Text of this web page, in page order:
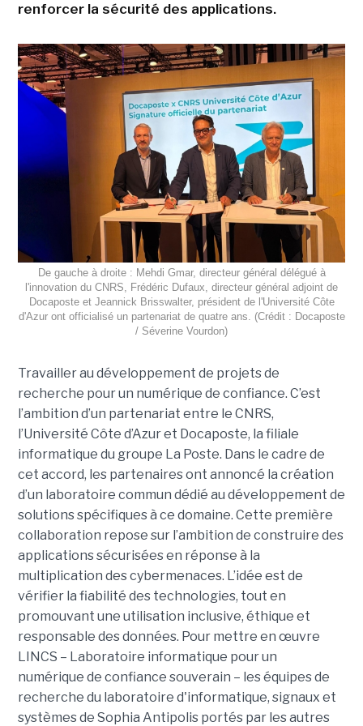
renforcer la sécurité des applications.
De gauche à droite : Mehdi Gmar, directeur général délégué à
l'innovation du CNRS, Frédéric Dufaux, directeur général adjoint de
Docaposte et Jeannick Brisswalter, président de l'Université Côte
d'Azur ont officialisé un partenariat de quatre ans. (Crédit : Docaposte
/ Séverine Vourdon)
Travailler au développement de projets de
recherche pour un numérique de confiance. C’est
l’ambition d’un partenariat entre le CNRS,
l’Université Côte d’Azur et Docaposte, la filiale
informatique du groupe La Poste. Dans le cadre de
cet accord, les partenaires ont annoncé la création
d’un laboratoire commun dédié au développement de
solutions spécifiques à ce domaine. Cette première
collaboration repose sur l’ambition de construire des
applications sécurisées en réponse à la
multiplication des cybermenaces. L’idée est de
vérifier la fiabilité des technologies, tout en
promouvant une utilisation inclusive, éthique et
responsable des données. Pour mettre en œuvre
LINCS – Laboratoire informatique pour un
numérique de confiance souverain – les équipes de
recherche du laboratoire d'informatique, signaux et
systèmes de Sophia Antipolis portés par les autres